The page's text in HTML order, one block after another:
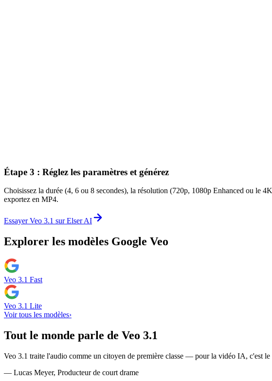
Étape 3 : Réglez les paramètres et générez
Choisissez la durée (4, 6 ou 8 secondes), la résolution (720p, 1080p Enhanced ou le
exportez en MP4.
Essayer Veo 3.1 sur Elser AI
Explorer les modèles Google Veo
Veo 3.1 Fast
Veo 3.1 Lite
Voir tous les modèles›
Tout le monde parle de Veo 3.1
Veo 3.1 traite l'audio comme un citoyen de première classe — pour la vidéo IA, c'est
— Lucas Meyer, Producteur de court drame